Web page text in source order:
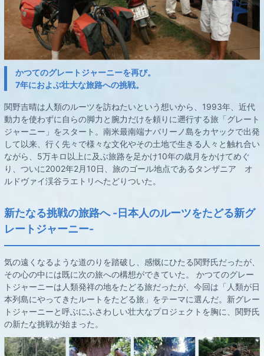
かつてのグレートジャーニーを再び。
7年におよぶ壮大な旅路への挑戦。
関野吉晴は人類のルーツを訪ねたいという想いから、1993年、近代
動力を使わずに自らの脚力と腕力だけを頼りに遡行する旅「グレート
ジャーニー」をスタート。南米最南端ナバリーノ島をカヤックで出発
して以来、行く先々で様々な文化やその土地で生きる人々と触れ合い
ながら、5万キロ以上に及ぶ旅路を足かけ10年の歳月をかけてめぐ
り、ついに2002年2月10日、旅のゴール地点であるタンザニア オ
ルドヴァイ渓谷ラエトリへたどりついた。
新たなる挑戦の旅路へ -日本人のルーツをたどる新グ
レートジャーニー-
気の遠くなるような道のりを踏破し、感慨にひたる関野氏だったが、
その心の中には既に次の旅への構想ができていた。 かつてのグレー
トジャーニーは人類発祥の地をたどる旅だったが、今回は「人類が日
本列島にやってきたルートをたどる旅」をテーマに選んだ。新グレー
トジャーニーと呼ぶにふさわしい壮大なプロジェクトを胸に、関野氏
の新たな挑戦が始まった。